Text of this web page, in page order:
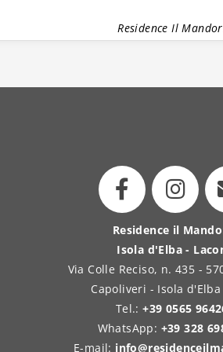
Residence Il
Residence il
Isola d'Elba -
Via Colle Reciso, n. 435 -
Capoliveri - Isola
Tel.:+39 0565
WhatsApp: +39 328
E-mail: